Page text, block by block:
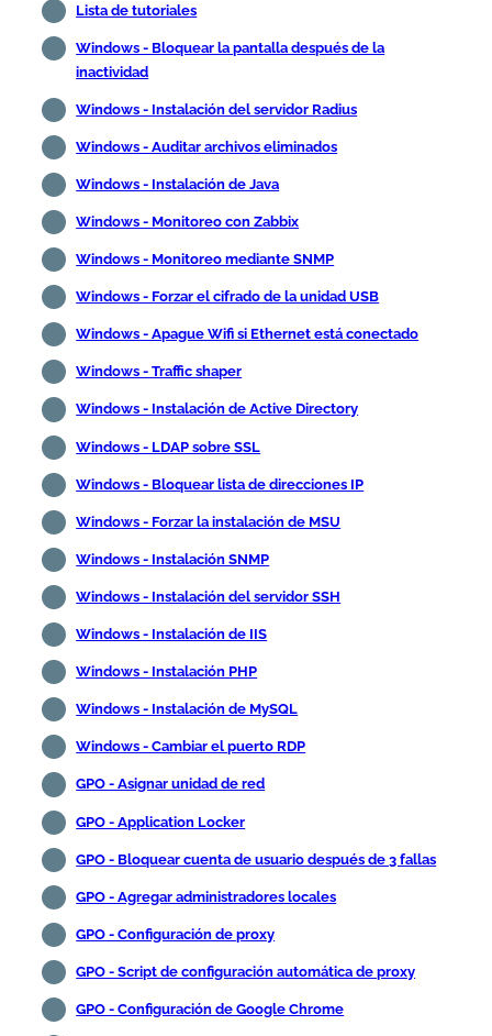
Lista de tutoriales
Windows - Bloquear la pantalla después de la
inactividad
Windows - Instalación del servidor Radius
Windows - Auditar archivos eliminados
Windows - Instalación de Java
Windows - Monitoreo con Zabbix
Windows - Monitoreo mediante SNMP
Windows - Forzar el cifrado de la unidad USB
Windows - Apague Wifi si Ethernet está conectado
Windows - Traffic shaper
Windows - Instalación de Active Directory
Windows - LDAP sobre SSL
Windows - Bloquear lista de direcciones IP
Windows - Forzar la instalación de MSU
Windows - Instalación SNMP
Windows - Instalación del servidor SSH
Windows - Instalación de IIS
Windows - Instalación PHP
Windows - Instalación de MySQL
Windows - Cambiar el puerto RDP
GPO - Asignar unidad de red
GPO - Application Locker
GPO - Bloquear cuenta de usuario después de 3 fallas
GPO - Agregar administradores locales
GPO - Configuración de proxy
GPO - Script de configuración automática de proxy
GPO - Configuración de Google Chrome